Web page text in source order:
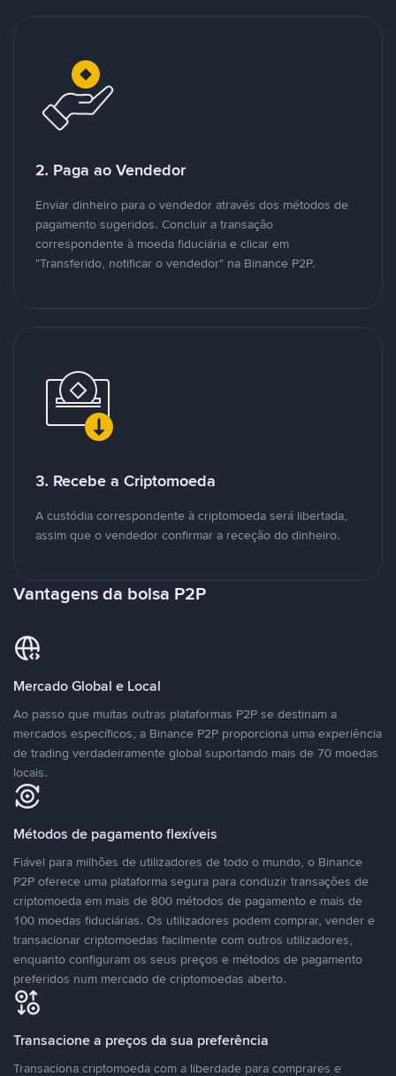
2. Paga ao Vendedor
Enviar dinheiro para o vendedor através dos métodos de
pagamento sugeridos. Concluir a transação
correspondente à moeda fiduciária e clicar em
"Transferido, notificar o vendedor" na Binance P2P.
3. Recebe a Criptomoeda
A custódia correspondente à criptomoeda será libertada,
assim que o vendedor confirmar a receção do dinheiro.
Vantagens da bolsa P2P
Mercado Global e Local
Ao passo que muitas outras plataformas P2P se destinam a
mercados específicos, a Binance P2P proporciona uma experiência
de trading verdadeiramente global suportando mais de 70 moedas
locais.
Métodos de pagamento flexíveis
Fiável para milhões de utilizadores de todo o mundo, o Binance
P2P oferece uma plataforma segura para conduzir transações de
criptomoeda em mais de 800 métodos de pagamento e mais de
100 moedas fiduciárias. Os utilizadores podem comprar, vender e
transacionar criptomoedas facilmente com outros utilizadores,
enquanto configuram os seus preços e métodos de pagamento
preferidos num mercado de criptomoedas aberto.
Transacione a preços da sua preferência
Transaciona criptomoeda com a liberdade para comprares e